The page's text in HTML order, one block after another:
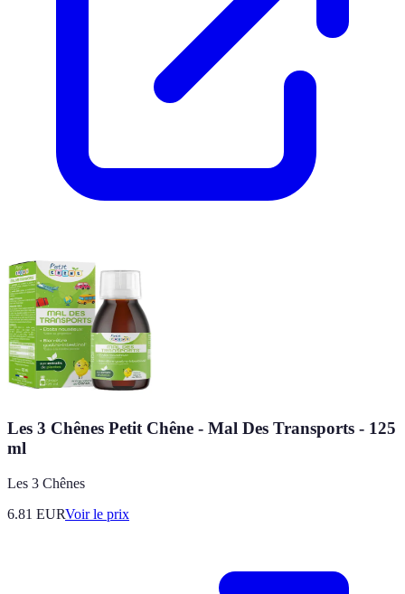
Les 3 Chênes Petit Chêne - Mal Des Transports - 125
ml
Les 3 Chênes
6.81 EURVoir le prix